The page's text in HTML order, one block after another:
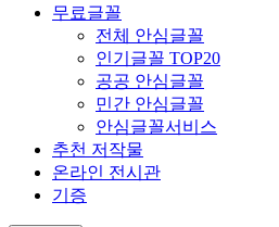
무료글꼴
전체 안심글꼴
인기글꼴 TOP20
공공 안심글꼴
민간 안심글꼴
안심글꼴서비스
추천 저작물
온라인 전시관
기증